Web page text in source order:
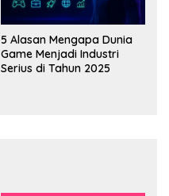
5 Alasan Mengapa Dunia
Game Menjadi Industri
Serius di Tahun 2025